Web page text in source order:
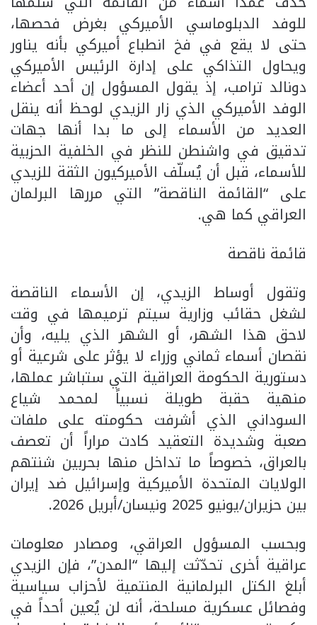
للوفد الدبلوماسي الأميركي بغرض فحصها،
حتى لا يقع في فخ انطباع أميركي بأنه يناور
ويحاول التذاكي على إدارة الرئيس الأميركي
دونالد ترامب، إذ يقول المسؤول إن أحد أعضاء
الوفد الأميركي الذي زار الزيدي لوحظ أنه ينقل
العديد من الأسماء إلى ما بدا أنها جهات
تدقيق في واشنطن للنظر في الخلفية الحزبية
للأسماء، قبل أن يُسلّف الأميركيون الثقة للزيدي
على “القائمة الناقصة” التي مررها البرلمان
العراقي كما هي.
قائمة ناقصة
وتقول أوساط الزيدي، إن الأسماء الناقصة
لشغل حقائب وزارية سيتم ترميمها في وقت
لاحق هذا الشهر، أو الشهر الذي يليه، وأن
نقصان أسماء ثماني وزراء لا يؤثر على شرعية أو
دستورية الحكومة العراقية التي ستباشر عملها،
منهية حقبة طويلة نسبياً لمحمد شياع
السوداني الذي أشرفت حكومته على ملفات
صعبة وشديدة التعقيد كادت مراراً أن تعصف
بالعراق، خصوصاً ما تداخل منها بحربين شنتهم
الولايات المتحدة الأميركية وإسرائيل ضد إيران
بين حزيران/يونيو 2025 ونيسان/أبريل 2026.
وبحسب المسؤول العراقي، ومصادر معلومات
عراقية أخرى تحدّثت إليها “المدن”، فإن الزيدي
أبلغ الكتل البرلمانية المنتمية لأحزاب سياسية
وفصائل عسكرية مسلحة، أنه لن يُعين أحداً في